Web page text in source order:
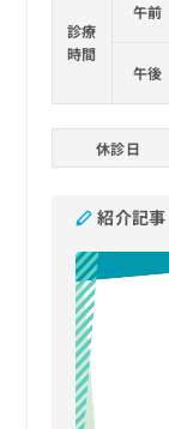
診療
時間
午前
午後
休診日
紹介記事